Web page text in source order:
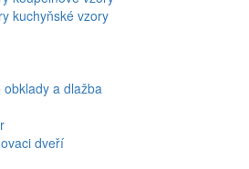
kuchyňské vzory
obklady a dlažba
dveří